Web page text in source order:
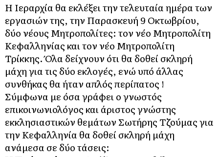
Η Ιεραρχία θα εκλέξει την τελευταία ημέρα των
εργασιών της, την Παρασκευή 9 Οκτωβρίου,
δύο νέους Μητροπολίτες: τον νέο Μητροπολίτη
Κεφαλληνίας και τον νέο Μητροπολίτη
Τρίκκης. Όλα δείχνουν ότι θα δοθεί σκληρή
μάχη για τις δύο εκλογές, ενώ υπό άλλας
συνθήκας θα ήταν απλός περίπατος !
Σύμφωνα με όσα γράφει ο γνωστός
επικοινωνιολόγος και άριστος γνώστης
εκκλησιαστικών θεμάτων Σωτήρης Τζούμας για
την Κεφαλληνία θα δοθεί σκληρή μάχη
ανάμεσα σε δύο τάσεις: